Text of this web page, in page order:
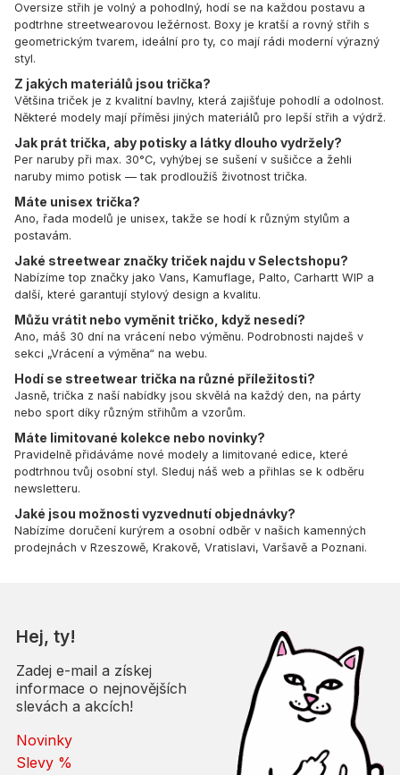
Oversize střih je volný a pohodlný, hodí se na každou postavu a
podtrhne streetwearovou ležérnost. Boxy je kratší a rovný střih s
geometrickým tvarem, ideální pro ty, co mají rádi moderní výrazný
styl.
Z jakých materiálů jsou trička?
Většina triček je z kvalitní bavlny, která zajišťuje pohodlí a odolnost.
Některé modely mají příměsi jiných materiálů pro lepší střih a výdrž.
Jak prát trička, aby potisky a látky dlouho vydržely?
Per naruby při max. 30°C, vyhýbej se sušení v sušičce a žehli
naruby mimo potisk — tak prodloužíš životnost trička.
Máte unisex trička?
Ano, řada modelů je unisex, takže se hodí k různým stylům a
postavám.
Jaké streetwear značky triček najdu v Selectshopu?
Nabízíme top značky jako Vans, Kamuflage, Palto, Carhartt WIP a
další, které garantují stylový design a kvalitu.
Můžu vrátit nebo vyměnit tričko, když nesedí?
Ano, máš 30 dní na vrácení nebo výměnu. Podrobnosti najdeš v
sekci „Vrácení a výměna“ na webu.
Hodí se streetwear trička na různé příležitosti?
Jasně, trička z naší nabídky jsou skvělá na každý den, na párty
nebo sport díky různým střihům a vzorům.
Máte limitované kolekce nebo novinky?
Pravidelně přidáváme nové modely a limitované edice, které
podtrhnou tvůj osobní styl. Sleduj náš web a přihlas se k odběru
newsletteru.
Jaké jsou možnosti vyzvednutí objednávky?
Nabízíme doručení kurýrem a osobní odběr v našich kamenných
prodejnách v Rzeszowě, Krakově, Vratislavi, Varšavě a Poznani.
Hej, ty!
Zadej e-mail a získej
informace o nejnovějších
slevách a akcích!
Novinky
Slevy %